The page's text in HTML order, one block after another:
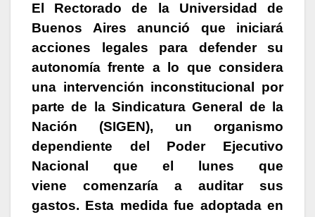
El Rectorado de la Universidad de
Buenos Aires anunció que iniciará
acciones legales para defender su
autonomía frente a lo que considera
una intervención inconstitucional por
parte de la Sindicatura General de la
Nación (SIGEN), un organismo
dependiente del Poder Ejecutivo
Nacional que el lunes que
viene comenzaría a auditar sus
gastos. Esta medida fue adoptada en